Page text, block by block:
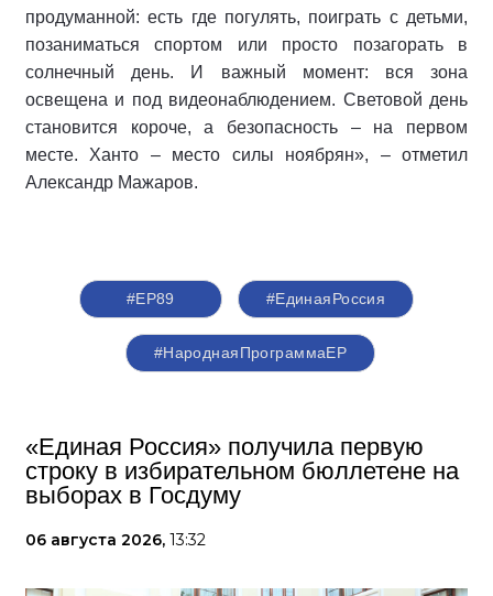
продуманной: есть где погулять, поиграть с детьми,
позаниматься спортом или просто позагорать в
солнечный день. И важный момент: вся зона
освещена и под видеонаблюдением. Световой день
становится короче, а безопасность – на первом
месте. Ханто – место силы ноябрян», – отметил
Александр Мажаров.
#ЕР89 #‎ЕдинаяРоссия
#НароднаяПрограммаЕР
«Единая Россия» получила первую
строку в избирательном бюллетене на
выборах в Госдуму
06 августа 2026, 13:32